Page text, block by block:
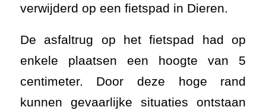
verwijderd op een fietspad in Dieren.
De asfaltrug op het fietspad had op
enkele plaatsen een hoogte van 5
centimeter. Door deze hoge rand
kunnen gevaarlijke situaties ontstaan